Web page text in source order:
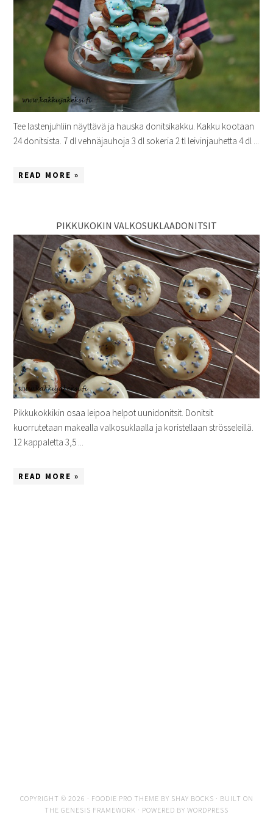
Tee lastenjuhliin näyttävä ja hauska donitsikakku. Kakku kootaan
24 donitsista. 7 dl vehnäjauhoja 3 dl sokeria 2 tl leivinjauhetta 4 dl ...
READ MORE »
PIKKUKOKIN VALKOSUKLAADONITSIT
Pikkukokkikin osaa leipoa helpot uunidonitsit. Donitsit
kuorrutetaan makealla valkosuklaalla ja koristellaan strösseleillä.
12 kappaletta 3,5 ...
READ MORE »
COPYRIGHT © 2026 · FOODIE PRO THEME BY SHAY BOCKS · BUILT ON
THE GENESIS FRAMEWORK · POWERED BY WORDPRESS